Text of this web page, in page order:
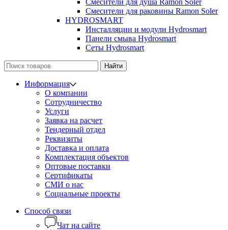
Смесители для душа Ramon Soler
Смесители для раковины Ramon Soler
HYDROSMART
Инсталляции и модули Hydrosmart
Панели смыва Hydrosmart
Сеты Hydrosmart
Найти
Информация
О компании
Сотрудничество
Услуги
Заявка на расчет
Тендерный отдел
Реквизиты
Доставка и оплата
Комплектация объектов
Оптовые поставки
Сертификаты
СМИ о нас
Социальные проекты
Способ связи
Чат на сайте